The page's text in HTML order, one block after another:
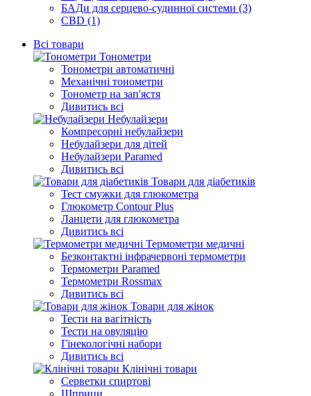
БАДи для серцево-судинної системи (3)
CBD (1)
Всі товари
Тонометри
Тонометри автоматичні
Механічні тонометри
Тонометр на зап'ястя
Дивитись всі
Небулайзери
Компресорні небулайзери
Небулайзери для дітей
Небулайзери Paramed
Дивитись всі
Товари для діабетиків
Тест смужки для глюкометра
Глюкометр Contour Plus
Ланцети для глюкометра
Дивитись всі
Термометри медичні
Безконтактні інфрачервоні термометри
Термометри Paramed
Термометри Rossmax
Дивитись всі
Товари для жінок
Тести на вагітність
Тести на овуляцію
Гінекологічні набори
Дивитись всі
Клінічні товари
Серветки спиртові
Шприци